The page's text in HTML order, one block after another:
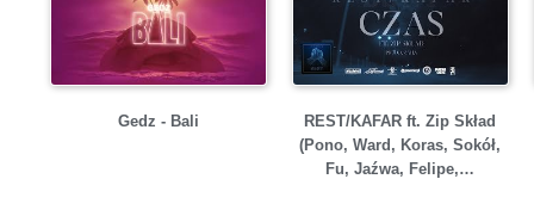
Gedz - Bali
REST/KAFAR ft. Zip Skład
(Pono, Ward, Koras, Sokół,
Fu, Jaźwa, Felipe,…